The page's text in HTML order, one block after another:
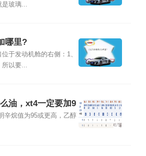
玻璃...
哪里?
于发动机舱的右侧：1、
所以要...
油，xt4一定要加9
辛烷值为95或更高，乙醇